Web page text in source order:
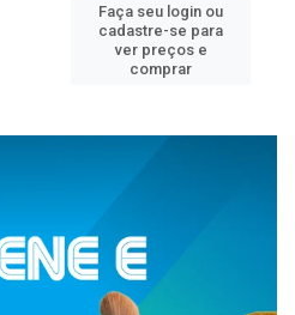
Faça seu login ou
cadastre-se para
ver preços e
comprar